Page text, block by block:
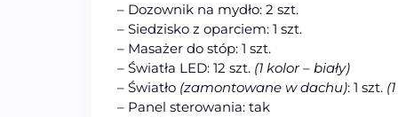
– Dozownik na mydło: 2 szt.
– Siedzisko z oparciem: 1 szt.
– Masażer do stóp: 1 szt.
– Światła LED: 12 szt. (1 kolor – biały)
– Światło (zamontowane w dachu): 1 szt.
– Panel sterowania: tak